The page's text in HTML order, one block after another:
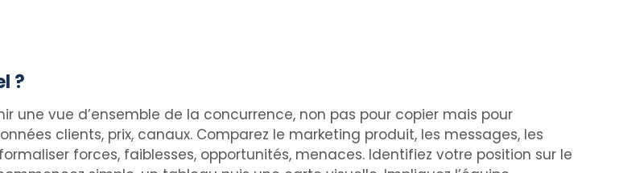
?
une vue d’ensemble de la concurrence, non pas pour copier mais pour
clients, prix, canaux. Comparez le marketing produit, les messages, les
forces, faiblesses, opportunités, menaces. Identifiez votre position sur le